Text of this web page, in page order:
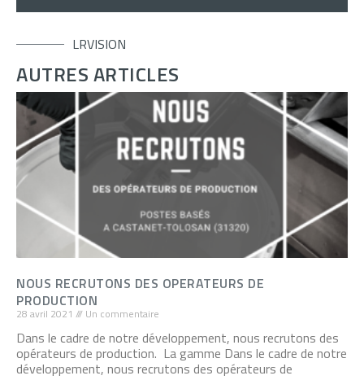
LRVISION
AUTRES ARTICLES
NOUS RECRUTONS DES OPERATEURS DE
PRODUCTION
28 avril 2021 Un commentaire
Dans le cadre de notre développement, nous recrutons des
opérateurs de production. La gamme Dans le cadre de notre
développement, nous recrutons des opérateurs de